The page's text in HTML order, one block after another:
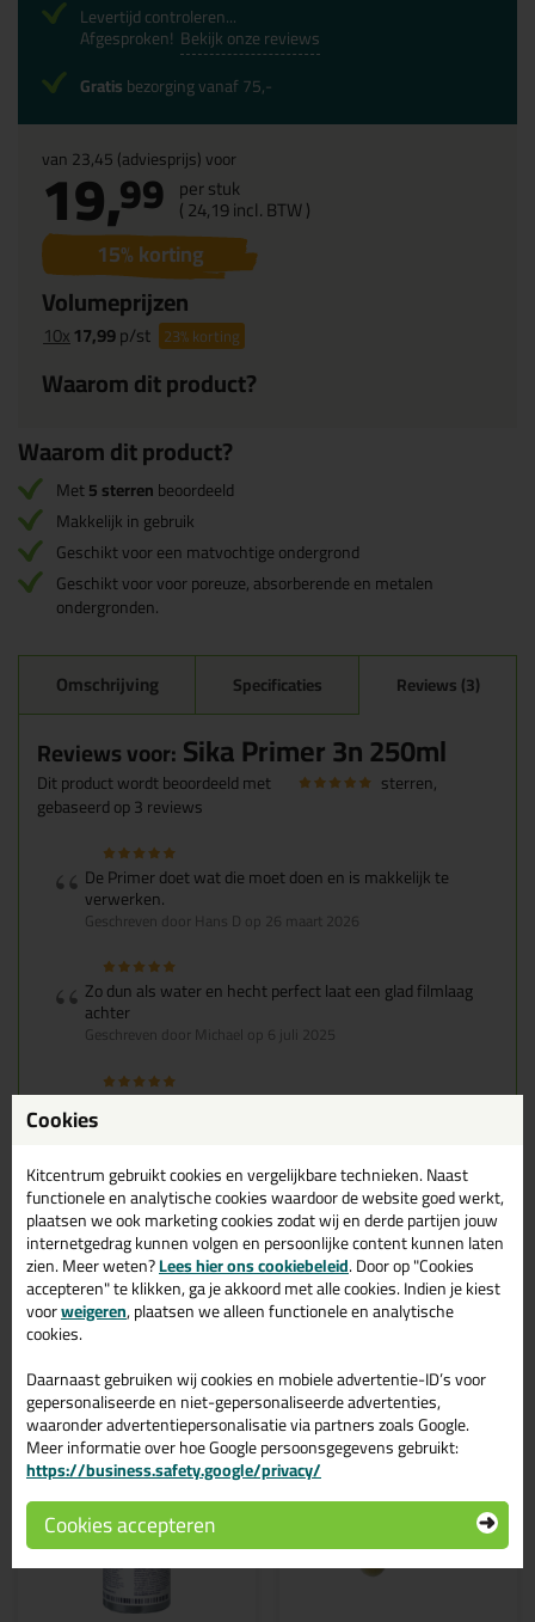
van23,45(adviesprijs) voor
19,99 per stuk
(24,19incl. BTW )
15% korting
Volumeprijzen
10x17,99p/st 23%korting
Waarom dit product?
Levertijd controleren...
Afgesproken! Bekijk onze reviews
Gratisbezorging vanaf 75,-
Waarom dit product?
Met5 sterrenbeoordeeld
Makkelijk in gebruik
Geschikt voor een matvochtige ondergrond
Geschikt voor voor poreuze, absorberende en metalen
ondergronden.
Omschrijving Specificaties Reviews (3)
Reviews voor:Sika Primer 3n 250ml
Dit product wordt beoordeeld met sterren,
gebaseerd op3reviews
De Primer doet wat die moet doen en is makkelijk te
verwerken.
Geschreven door Hans D op 26 maart 2026
Zo dun als water en hecht perfect laat een glad filmlaag
achter
Geschreven door Michael op 6 juli 2025
Sterke geur, wel goed ventileren, maar werkt perfect
Geschreven door Chris op 23 mei 2024
Ook een review schrijven?
Schrijf hier je review over Sika Primer 3n 250ml >
Gerelateerde producten
Cookies
Kitcentrum gebruikt cookies en vergelijkbare technieken. Naast
functionele en analytische cookies waardoor de website goed werkt,
plaatsen we ook marketing cookies zodat wij en derde partijen jouw
internetgedrag kunnen volgen en persoonlijke content kunnen laten
zien. Meer weten?Lees hier ons cookiebeleid. Door op "Cookies
accepteren" te klikken, ga je akkoord met alle cookies. Indien je kiest
voorweigeren, plaatsen we alleen functionele en analytische
cookies.
Daarnaast gebruiken wij cookies en mobiele advertentie-ID’s voor
gepersonaliseerde en niet-gepersonaliseerde advertenties,
waaronder advertentiepersonalisatie via partners zoals Google.
Meer informatie over hoe Google persoonsgegevens gebruikt:
https://business.safety.google/privacy/
Cookies accepteren